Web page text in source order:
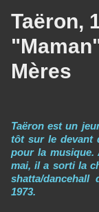
Taëron,
Mères
Taëron est un
tôt sur le devant
pour la musique.
mai, il a sorti la
shatta/
1973.